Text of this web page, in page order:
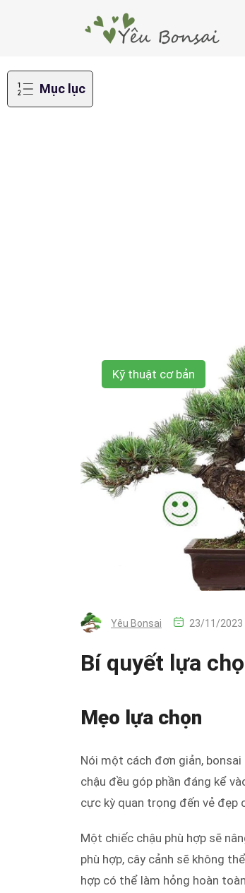
Kỹ thuật cơ bản
Yêu Bonsai 23/11/2023
Bí quyết lựa
Mục lục
Mẹo lựa chọn
Nói một cách đơn giản,
chậu đều góp phần đáng kể
cực kỳ quan trọng đến vẻ đẹp
Một chiếc chậu phù hợp sẽ
phù hợp, cây cảnh sẽ không
hợp có thể làm hỏng hoàn